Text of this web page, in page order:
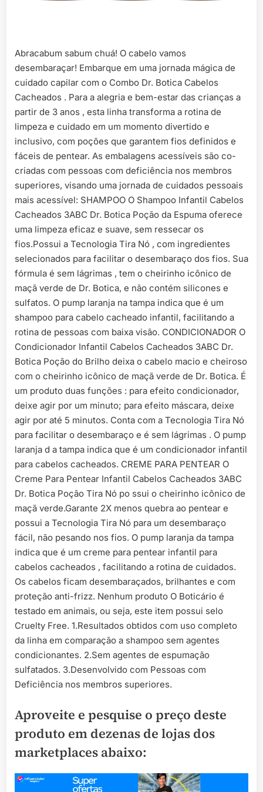
Abracabum sabum chuá! O cabelo vamos
desembaraçar! Embarque em uma jornada mágica de
cuidado capilar com o Combo Dr. Botica Cabelos
Cacheados . Para a alegria e bem-estar das crianças a
partir de 3 anos , esta linha transforma a rotina de
limpeza e cuidado em um momento divertido e
inclusivo, com poções que garantem fios definidos e
fáceis de pentear. As embalagens acessíveis são co-
criadas com pessoas com deficiência nos membros
superiores, visando uma jornada de cuidados pessoais
mais acessível: SHAMPOO O Shampoo Infantil Cabelos
Cacheados 3ABC Dr. Botica Poção da Espuma oferece
uma limpeza eficaz e suave, sem ressecar os
fios.Possui a Tecnologia Tira Nó , com ingredientes
selecionados para facilitar o desembaraço dos fios. Sua
fórmula é sem lágrimas , tem o cheirinho icônico de
maçã verde de Dr. Botica, e não contém silicones e
sulfatos. O pump laranja na tampa indica que é um
shampoo para cabelo cacheado infantil, facilitando a
rotina de pessoas com baixa visão. CONDICIONADOR O
Condicionador Infantil Cabelos Cacheados 3ABC Dr.
Botica Poção do Brilho deixa o cabelo macio e cheiroso
com o cheirinho icônico de maçã verde de Dr. Botica. É
um produto duas funções : para efeito condicionador,
deixe agir por um minuto; para efeito máscara, deixe
agir por até 5 minutos. Conta com a Tecnologia Tira Nó
para facilitar o desembaraço e é sem lágrimas . O pump
laranja d a tampa indica que é um condicionador infantil
para cabelos cacheados. CREME PARA PENTEAR O
Creme Para Pentear Infantil Cabelos Cacheados 3ABC
Dr. Botica Poção Tira Nó po ssui o cheirinho icônico de
maçã verde.Garante 2X menos quebra ao pentear e
possui a Tecnologia Tira Nó para um desembaraço
fácil, não pesando nos fios. O pump laranja da tampa
indica que é um creme para pentear infantil para
cabelos cacheados , facilitando a rotina de cuidados.
Os cabelos ficam desembaraçados, brilhantes e com
proteção anti-frizz. Nenhum produto O Boticário é
testado em animais, ou seja, este item possui selo
Cruelty Free. 1.Resultados obtidos com uso completo
da linha em comparação a shampoo sem agentes
condicionantes. 2.Sem agentes de espumação
sulfatados. 3.Desenvolvido com Pessoas com
Deficiência nos membros superiores.
Aproveite e pesquise o preço deste
produto em dezenas de lojas dos
marketplaces abaixo: